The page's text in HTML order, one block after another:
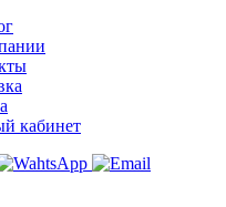
кабинет